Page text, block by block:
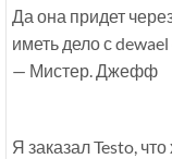
Да она придет
иметь дело с
— Мистер. Джефф
Я заказал Testo,